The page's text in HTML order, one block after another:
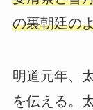
の裏朝廷の
明道元年、
を伝える。